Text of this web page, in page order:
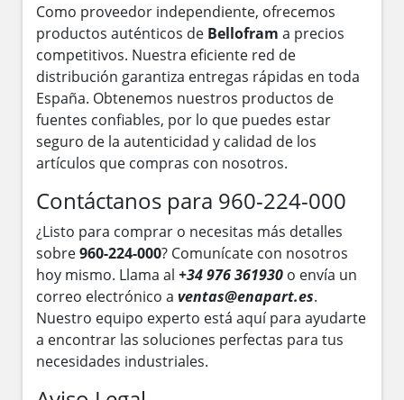
Como proveedor independiente, ofrecemos
productos auténticos de Bellofram a precios
competitivos. Nuestra eficiente red de
distribución garantiza entregas rápidas en toda
España. Obtenemos nuestros productos de
fuentes confiables, por lo que puedes estar
seguro de la autenticidad y calidad de los
artículos que compras con nosotros.
Contáctanos para 960-224-000
¿Listo para comprar o necesitas más detalles
sobre960-224-000? Comunícate con nosotros
hoy mismo. Llama al +34 976 361930 o envía un
correo electrónico a ventas@enapart.es.
Nuestro equipo experto está aquí para ayudarte
a encontrar las soluciones perfectas para tus
necesidades industriales.